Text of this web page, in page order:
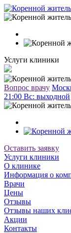
Услуги клиники
Вопрос врачу
21:00 Вc: выходной
Оставить заявку
Услуги клиники
О клинике
Информация о
Врачи
Цены
Отзывы
Отзывы наших
Акции
Контакты